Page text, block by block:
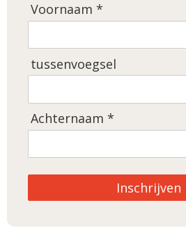
Voornaam *
tussenvoegsel
Achternaam *
Inschrijven